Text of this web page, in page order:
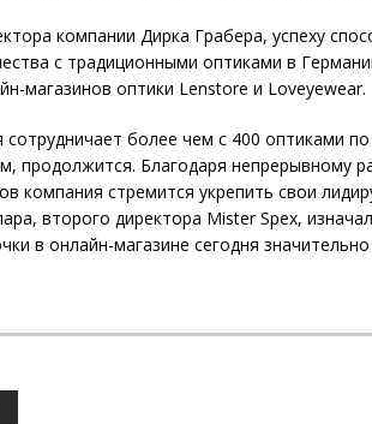
компании Дирка Грабера, успеху
с традиционными оптиками в
магазинов оптики Lenstore и Loveyewear.
более чем с 400 оптиками
продолжится. Благодаря непрерывному
компания стремится укрепить свои
второго директора Mister Spex,
в онлайн-магазине сегодня значительно